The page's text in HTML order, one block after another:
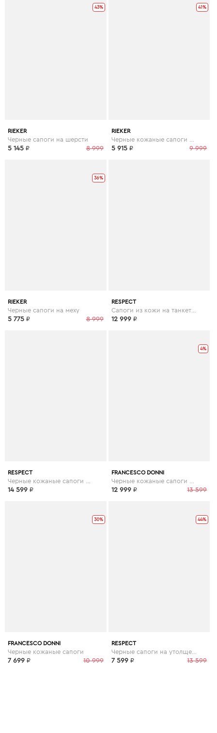
43%
RIEKER
Черные сапоги на шерсти
8 999
5 145 ₽
41%
RIEKER
9 999
5 915 ₽
36%
RIEKER
Черные сапоги на меху
8 999
5 775 ₽
RESPECT
Сапоги из кожи на танкетке в черном цвете
12 999 ₽
RESPECT
14 599 ₽
4%
FRANCESCO DONNI
13 599
12 999 ₽
30%
FRANCESCO DONNI
Черные кожаные сапоги
10 999
7 699 ₽
44%
RESPECT
Черные сапоги на утолщенной подошве из кожи
13 599
7 599 ₽